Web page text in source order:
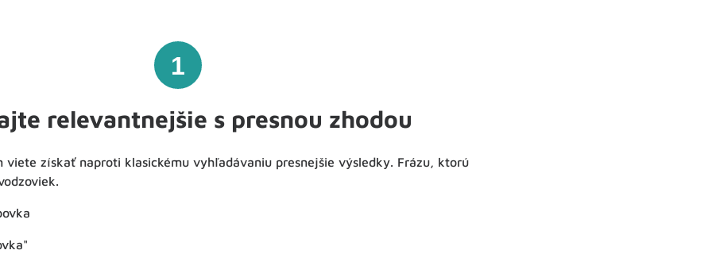
1
relevantnejšie s presnou zhodou
viete získať naproti klasickému vyhľadávaniu presnejšie výsledky. Frázu, ktorú